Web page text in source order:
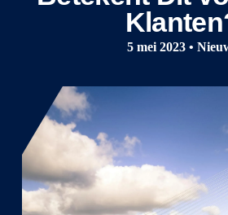
5 mei 2023 •